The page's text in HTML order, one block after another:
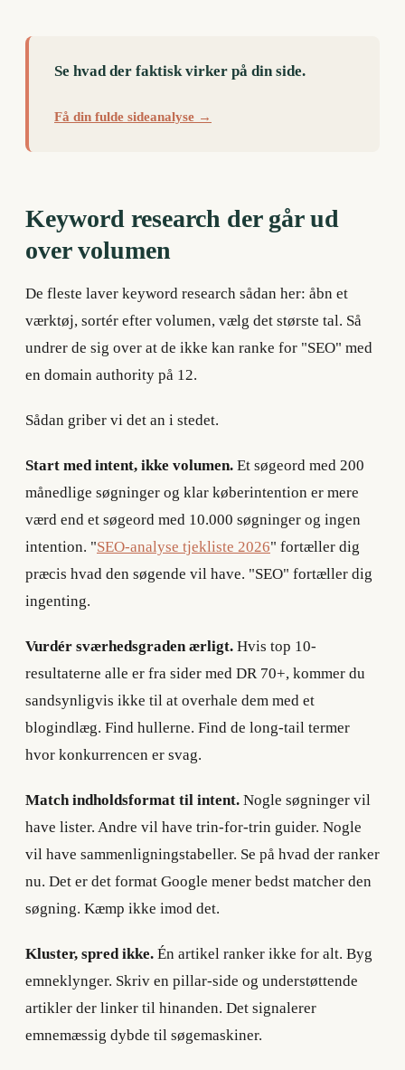
Se hvad der faktisk virker på din side.
Få din fulde sideanalyse →
Keyword research der går ud
over volumen
De fleste laver keyword research sådan her: åbn et
værktøj, sortér efter volumen, vælg det største tal. Så
undrer de sig over at de ikke kan ranke for "SEO" med
en domain authority på 12.
Sådan griber vi det an i stedet.
Start med intent, ikke volumen. Et søgeord med 200
månedlige søgninger og klar køberintention er mere
værd end et søgeord med 10.000 søgninger og ingen
intention. "SEO-analyse tjekliste 2026" fortæller dig
præcis hvad den søgende vil have. "SEO" fortæller dig
ingenting.
Vurdér sværhedsgraden ærligt. Hvis top 10-
resultaterne alle er fra sider med DR 70+, kommer du
sandsynligvis ikke til at overhale dem med et
blogindlæg. Find hullerne. Find de long-tail termer
hvor konkurrencen er svag.
Match indholdsformat til intent. Nogle søgninger vil
have lister. Andre vil have trin-for-trin guider. Nogle
vil have sammenligningstabeller. Se på hvad der ranker
nu. Det er det format Google mener bedst matcher den
søgning. Kæmp ikke imod det.
Kluster, spred ikke. Én artikel ranker ikke for alt. Byg
emneklynger. Skriv en pillar-side og understøttende
artikler der linker til hinanden. Det signalerer
emnemæssig dybde til søgemaskiner.